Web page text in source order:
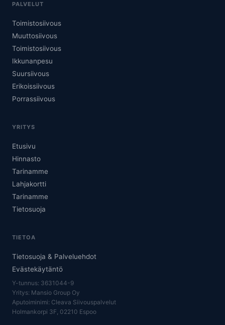
PALVELUT
Toimistosiivous
Muuttosiivous
Toimistosiivous
Ikkunanpesu
Suursiivous
Erikoissiivous
Porrassiivous
YRITYS
Etusivu
Hinnasto
Tarinamme
Lahjakortti
Tarinamme
Tietosuoja
TIETOA
Tietosuoja & Palveluehdot
Evästekäytäntö
Y-tunnus: 3631044-9
Yritys: Mansio Group Oy
Aputoiminimi: Cleava Siivouspalvelut
Holmankorpi 3F, 02210 Espoo